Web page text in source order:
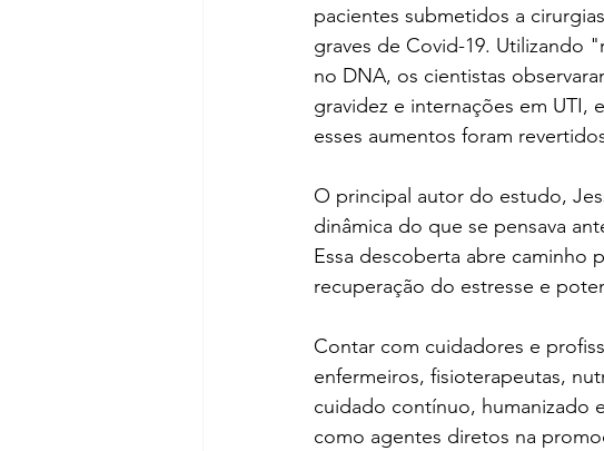
pacientes submetidos a
graves de Covid-19. Utilizando
no DNA, os cientistas
gravidez e internações em UTI,
esses aumentos foram
O principal autor do estudo,
dinâmica do que se pensava
Essa descoberta abre caminho
recuperação do estresse e
Contar com cuidadores e
enfermeiros, fisioterapeutas,
cuidado contínuo, humanizado
como agentes diretos na